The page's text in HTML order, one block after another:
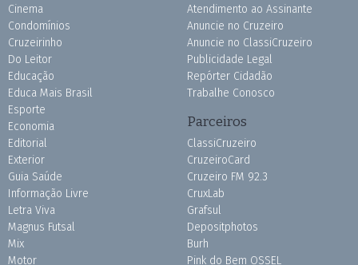
Cinema
Condomínios
Cruzeirinho
Do Leitor
Educação
Educa Mais Brasil
Esporte
Economia
Editorial
Exterior
Guia Saúde
Informação Livre
Letra Viva
Magnus Futsal
Mix
Motor
Atendimento ao Assinante
Anuncie no Cruzeiro
Anuncie no ClassiCruzeiro
Publicidade Legal
Repórter Cidadão
Trabalhe Conosco
Parceiros
ClassiCruzeiro
CruzeiroCard
Cruzeiro FM 92.3
CruxLab
Grafsul
Depositphotos
Burh
Pink do Bem OSSEL